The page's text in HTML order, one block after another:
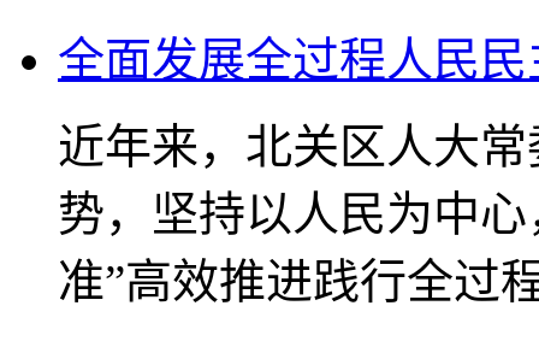
全面发展全过程人民
近年来，北关区人大
势，坚持以人民为中
准”高效推进践行全过